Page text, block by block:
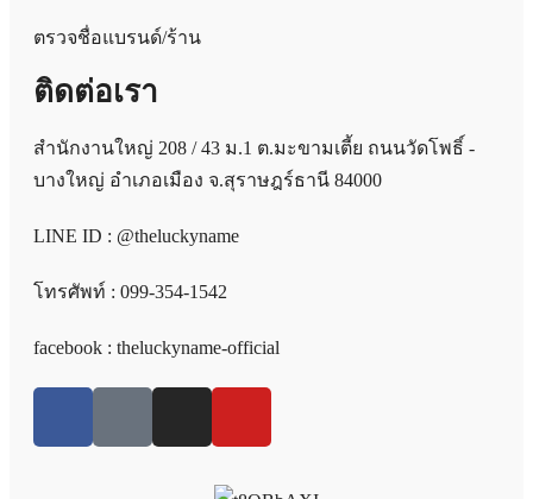
ตรวจชื่อแบรนด์/ร้าน
ติดต่อเรา
สำนักงานใหญ่ 208 / 43 ม.1 ต.มะขามเตี้ย ถนนวัดโพธิ์ -
บางใหญ่ อำเภอเมือง จ.สุราษฎร์ธานี 84000
LINE ID : @theluckyname
โทรศัพท์ : 099-354-1542
facebook : theluckyname-official